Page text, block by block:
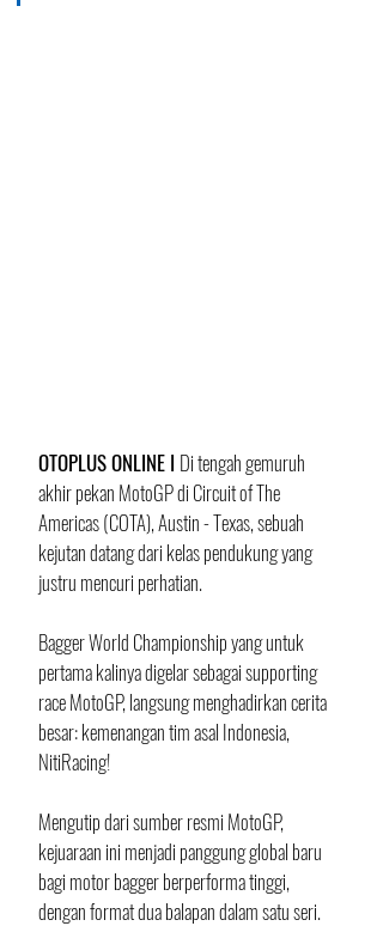
OTOPLUS ONLINE I Di tengah gemuruh
akhir pekan MotoGP di Circuit of The
Americas (COTA), Austin - Texas, sebuah
kejutan datang dari kelas pendukung yang
justru mencuri perhatian.
Bagger World Championship yang untuk
pertama kalinya digelar sebagai supporting
race MotoGP, langsung menghadirkan cerita
besar: kemenangan tim asal Indonesia,
NitiRacing!
Mengutip dari sumber resmi MotoGP,
kejuaraan ini menjadi panggung global baru
bagi motor bagger berperforma tinggi,
dengan format dua balapan dalam satu seri.